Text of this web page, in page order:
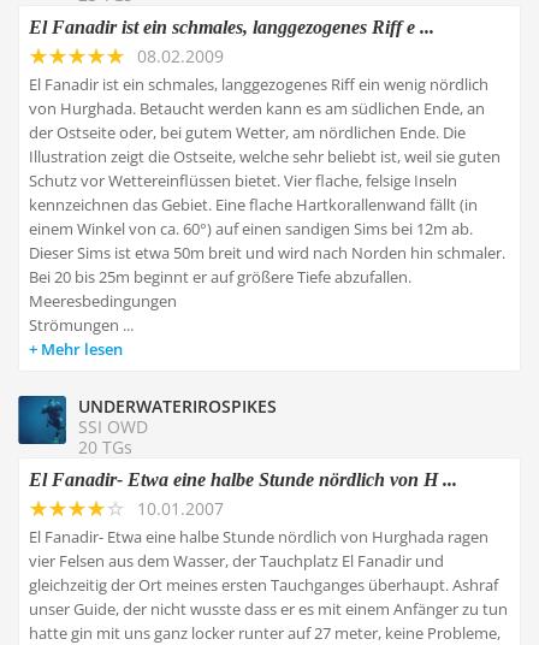
El Fanadir ist ein schmales, langgezogenes Riff e ...
08.02.2009
El Fanadir ist ein schmales, langgezogenes Riff ein wenig nördlich
von Hurghada. Betaucht werden kann es am südlichen Ende, an
der Ostseite oder, bei gutem Wetter, am nördlichen Ende. Die
Illustration zeigt die Ostseite, welche sehr beliebt ist, weil sie guten
Schutz vor Wettereinflüssen bietet. Vier flache, felsige Inseln
kennzeichnen das Gebiet. Eine flache Hartkorallenwand fällt (in
einem Winkel von ca. 60°) auf einen sandigen Sims bei 12m ab.
Dieser Sims ist etwa 50m breit und wird nach Norden hin schmaler.
Bei 20 bis 25m beginnt er auf größere Tiefe abzufallen.
Meeresbedingungen
Strömungen ...
Mehr lesen
UNDERWATERIROSPIKES
SSI OWD
20 TGs
El Fanadir- Etwa eine halbe Stunde nördlich von H ...
10.01.2007
El Fanadir- Etwa eine halbe Stunde nördlich von Hurghada ragen
vier Felsen aus dem Wasser, der Tauchplatz El Fanadir und
gleichzeitig der Ort meines ersten Tauchganges überhaupt. Ashraf
unser Guide, der nicht wusste dass er es mit einem Anfänger zu tun
hatte gin mit uns ganz locker runter auf 27 meter, keine Probleme,